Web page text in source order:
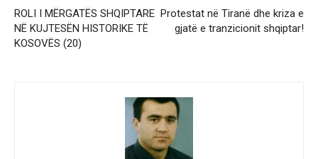
ROLI I MËRGATËS SHQIPTARE
NË KUJTESËN HISTORIKE TË
KOSOVËS (20)
Protestat në Tiranë dhe kriza e
gjatë e tranzicionit shqiptar!